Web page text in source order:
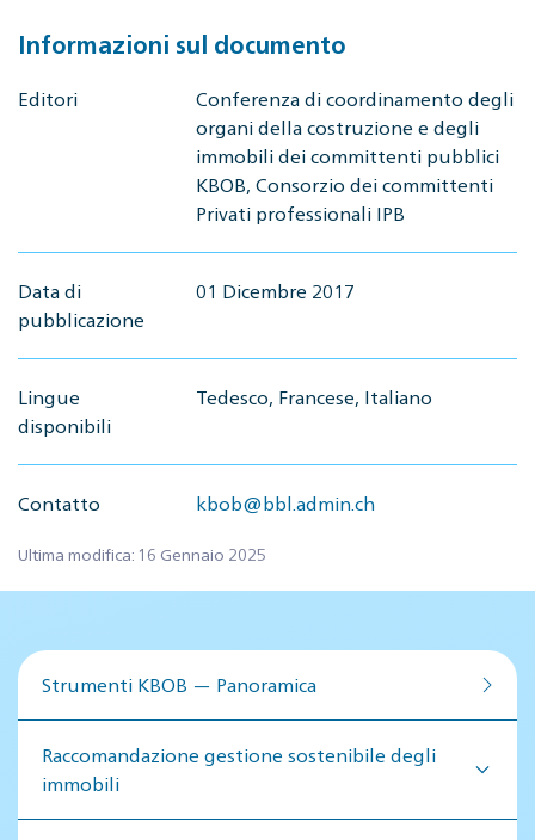
Informazioni sul documento
Editori
Conferenza di coordinamento degli
organi della costruzione e degli
immobili dei committenti pubblici
KBOB, Consorzio dei committenti
Privati professionali IPB
Data di
pubblicazione
01 Dicembre 2017
Lingue
disponibili
Tedesco, Francese, Italiano
Contatto kbob@bbl.admin.ch
Ultima modifica: 16 Gennaio 2025
Strumenti KBOB — Panoramica
Raccomandazione gestione sostenibile degli
immobili